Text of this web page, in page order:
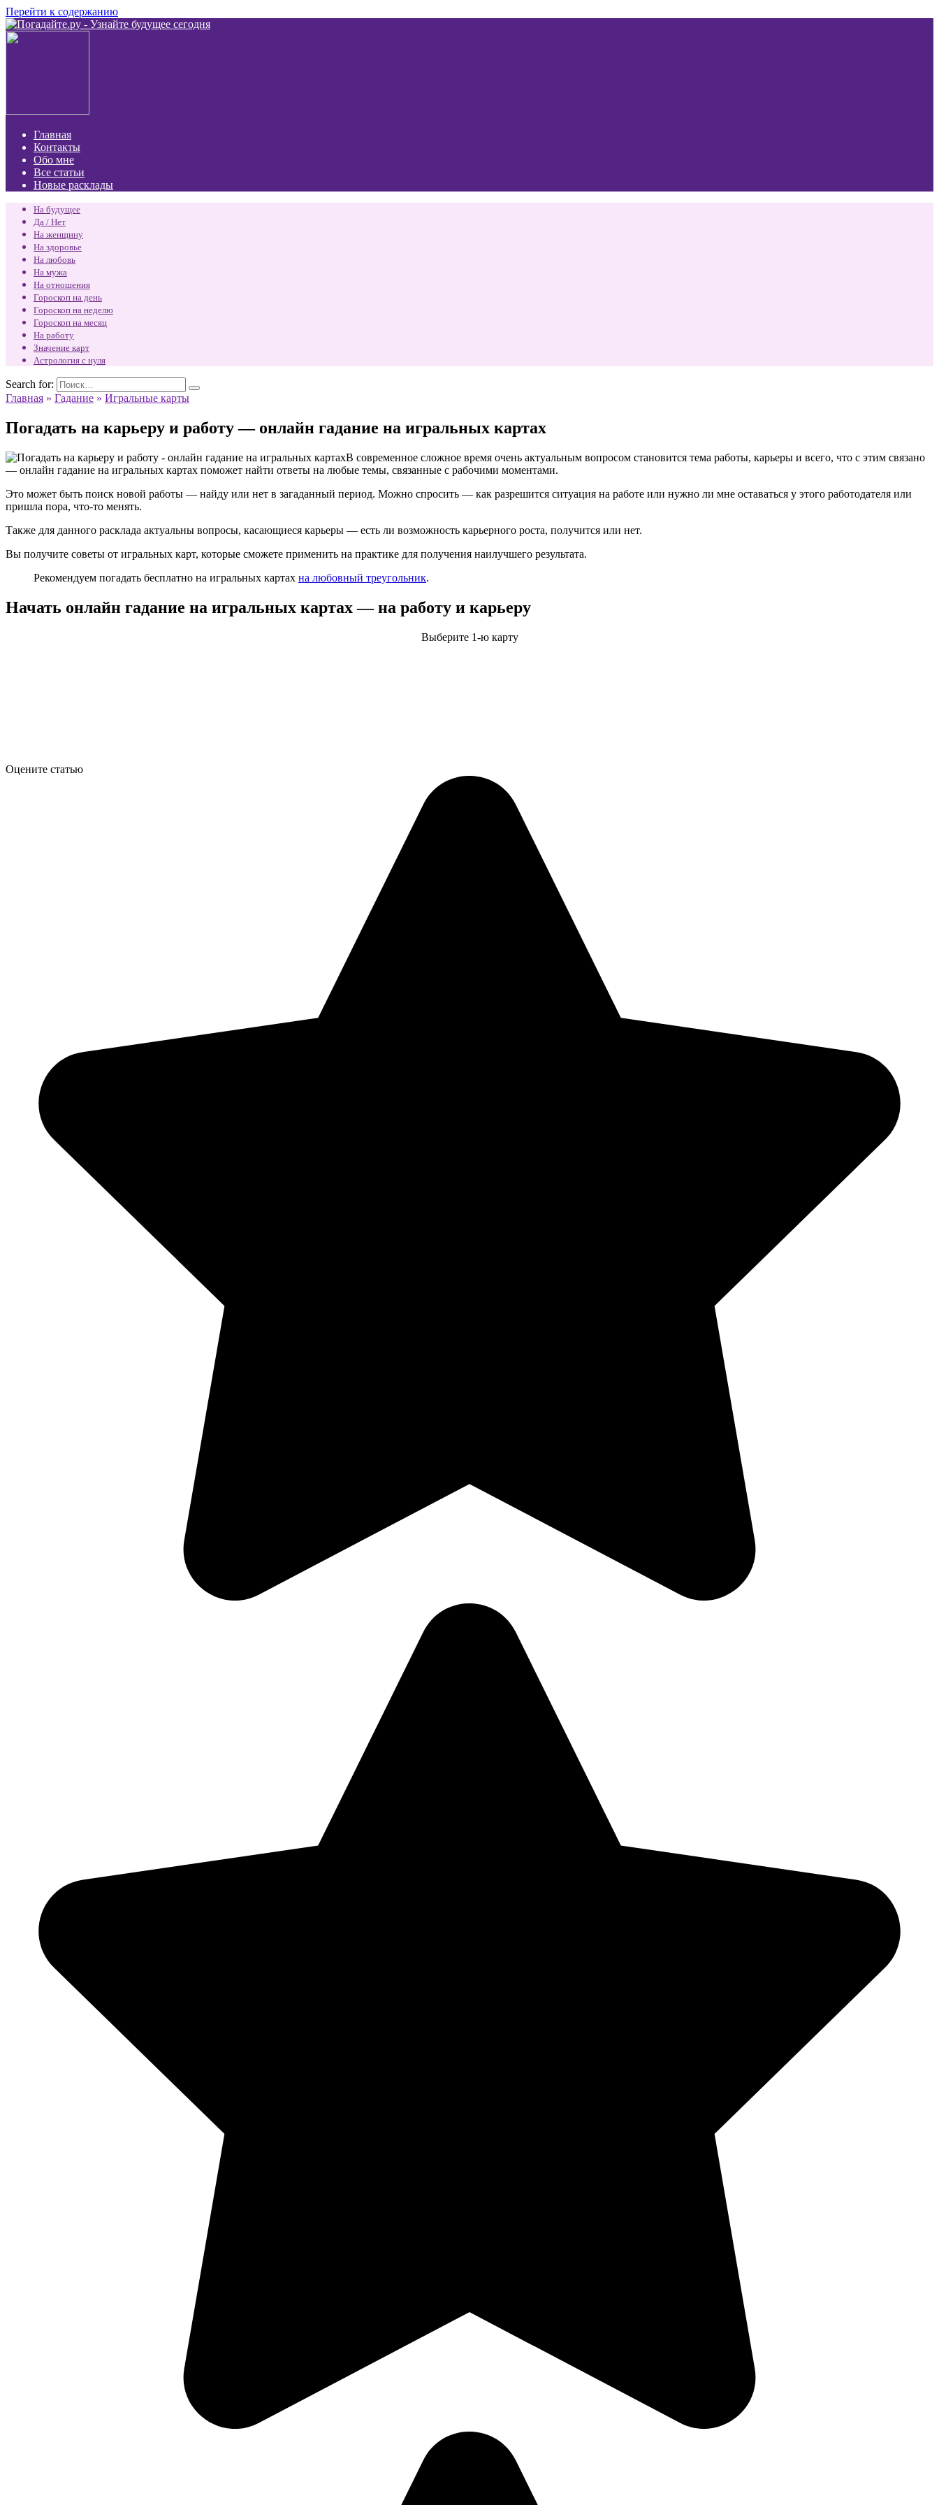
Перейти к содержанию
Главная
Контакты
Обо мне
Все статьи
Новые расклады
На будущее
Да / Нет
На женщину
На здоровье
На любовь
На мужа
На отношения
Гороскоп на день
Гороскоп на неделю
Гороскоп на месяц
На работу
Значение карт
Астрология с нуля
Search for:
Главная » Гадание » Игральные карты
Погадать на карьеру и работу — онлайн гадание на игральных картах
В современное сложное время очень актуальным вопросом становится тема работы, карьеры и всего, что с этим связано
— онлайн гадание на игральных картах поможет найти ответы на любые темы, связанные с рабочими моментами.
Это может быть поиск новой работы — найду или нет в загаданный период. Можно спросить — как разрешится ситуация на работе или нужно ли мне оставаться у этого работодателя или
пришла пора, что-то менять.
Также для данного расклада актуальны вопросы, касающиеся карьеры — есть ли возможность карьерного роста, получится или нет.
Вы получите советы от игральных карт, которые сможете применить на практике для получения наилучшего результата.
Рекомендуем погадать бесплатно на игральных картах на любовный треугольник.
Начать онлайн гадание на игральных картах — на работу и карьеру
Выберите 1-ю карту
Оцените статью